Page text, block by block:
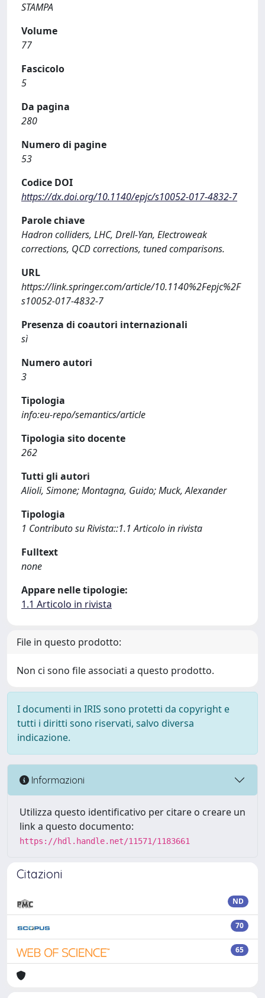
STAMPA
Volume
77
Fascicolo
5
Da pagina
280
Numero di pagine
53
Codice DOI
https://dx.doi.org/10.1140/epjc/s10052-017-4832-7
Parole chiave
Hadron colliders, LHC, Drell-Yan, Electroweak
corrections, QCD corrections, tuned comparisons.
URL
https://link.springer.com/article/10.1140%2Fepjc%2F
s10052-017-4832-7
Presenza di coautori internazionali
sì
Numero autori
3
Tipologia
info:eu-repo/semantics/article
Tipologia sito docente
262
Tutti gli autori
Alioli, Simone; Montagna, Guido; Muck, Alexander
Tipologia
1 Contributo su Rivista::1.1 Articolo in rivista
Fulltext
none
Appare nelle tipologie:
1.1 Articolo in rivista
File in questo prodotto:
Non ci sono file associati a questo prodotto.
I documenti in IRIS sono protetti da copyright e
tutti i diritti sono riservati, salvo diversa
indicazione.
Informazioni
Utilizza questo identificativo per citare o creare un
link a questo documento:
https://hdl.handle.net/11571/1183661
Citazioni
ND
70
65